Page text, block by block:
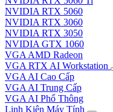
NVIDIA RTX 5060
NVIDIA RTX 3060
NVIDIA RTX 3050
NVIDIA GTX 1060
VGA AMD Radeon
VGA RTX AI Workstation
VGA AI Cao Cấp
VGA AI Trung Cấp
VGA AI Phổ Thông
Linh Kiện Máy Tính